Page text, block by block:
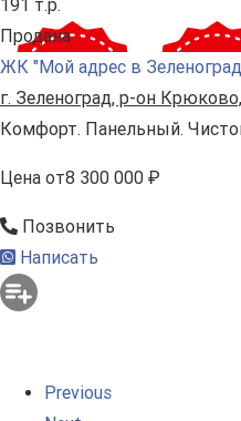
191 т.р.
Продана
ЖК "Мой адрес в
г. Зеленоград, р-он
Комфорт. Панельный.
Цена от8 300 000 ₽
Позвонить
Написать
Previous